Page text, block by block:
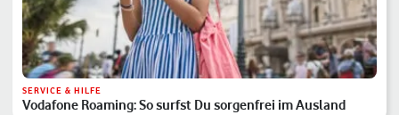
SERVICE & HILFE
Vodafone Roaming: So surfst Du sorgenfrei im Ausland